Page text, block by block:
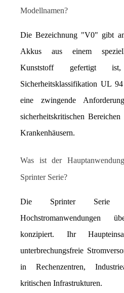
Modellnamen?
Die Bezeichnung "V0" gibt
Akkus aus einem
Kunststoff gefertigt
Sicherheitsklassifikation UL
eine zwingende
sicherheitskritischen
Krankenhäusern.
Was ist der
Sprinter Serie?
Die Sprinter
Hochstromanwendungen
konzipiert. Ihr
unterbrechungsfreie
in Rechenzentren,
kritischen Infrastrukturen.